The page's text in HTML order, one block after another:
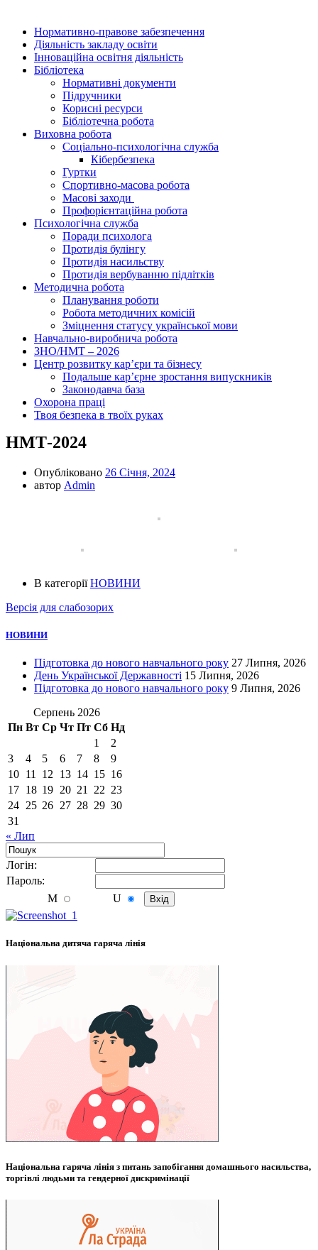
Нормативно-правове забезпечення
Діяльність закладу освіти
Інноваційна освітня діяльність
Бібліотека
Нормативні документи
Підручники
Корисні ресурси
Бібліотечна робота
Виховна робота
Соціально-психологічна служба
Кібербезпека
Гуртки
Спортивно-масова робота
Масові заходи
Профорієнтаційна робота
Психологічна служба
Поради психолога
Протидія булінгу
Протидія насильству
Протидія вербуванню підлітків
Методична робота
Планування роботи
Робота методичних комісій
Зміцнення статусу української мови
Навчально-виробнича робота
ЗНО/НМТ – 2026
Центр розвитку кар’єри та бізнесу
Подальше кар’єрне зростання випускників
Законодавча база
Охорона праці
Твоя безпека в твоїх руках
НМТ-2024
Опубліковано 26 Січня, 2024
автор Admin
В категоріїНОВИНИ
Версія для слабозорих
НОВИНИ
Підготовка до нового навчального року 27 Липня, 2026
День Української Державності 15 Липня, 2026
Підготовка до нового навчального року 9 Липня, 2026
Серпень 2026
Пн Вт Ср Чт Пт Сб Нд
1
2
3
4 5 6 7 8
9
10 11 12 13 14 15 16
17 18 19 20 21 22 23
24 25 26 27 28 29 30
31
« Лип
Логiн:
Пароль:
M
U
Національна дитяча гаряча лінія
Національна гаряча лінія з питань запобігання домашнього насильства,
торгівлі людьми та гендерної дискримінації